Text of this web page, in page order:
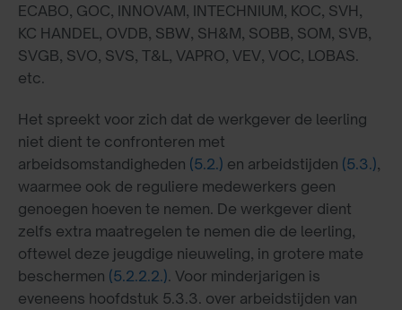
ECABO, GOC, INNOVAM, INTECHNIUM, KOC, SVH,
KC HANDEL, OVDB, SBW, SH&M, SOBB, SOM, SVB,
SVGB, SVO, SVS, T&L, VAPRO, VEV, VOC, LOBAS.
etc.
Het spreekt voor zich dat de werkgever de leerling
niet dient te confronteren met
arbeidsomstandigheden (5.2.) en arbeidstijden (5.3.),
waarmee ook de reguliere medewerkers geen
genoegen hoeven te nemen. De werkgever dient
zelfs extra maatregelen te nemen die de leerling,
oftewel deze jeugdige nieuweling, in grotere mate
beschermen (5.2.2.2.). Voor minderjarigen is
eveneens hoofdstuk 5.3.3. over arbeidstijden van